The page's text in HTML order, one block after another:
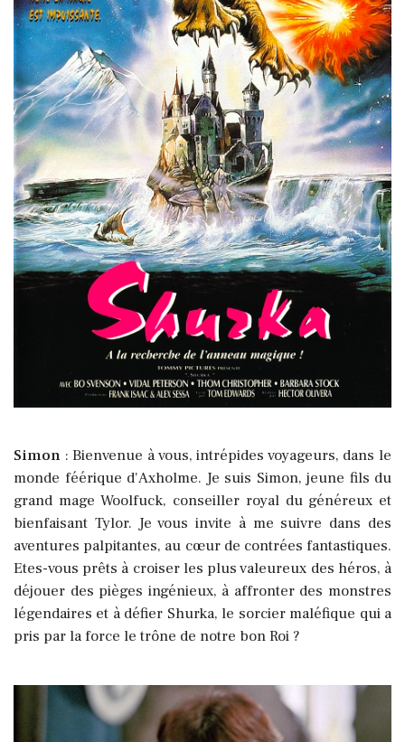
Simon : Bienvenue à vous, intrépides voyageurs, dans le
monde féérique d'Axholme. Je suis Simon, jeune fils du
grand mage Woolfuck, conseiller royal du généreux et
bienfaisant Tylor. Je vous invite à me suivre dans des
aventures palpitantes, au cœur de contrées fantastiques.
Etes-vous prêts à croiser les plus valeureux des héros, à
déjouer des pièges ingénieux, à affronter des monstres
légendaires et à défier Shurka, le sorcier maléfique qui a
pris par la force le trône de notre bon Roi ?